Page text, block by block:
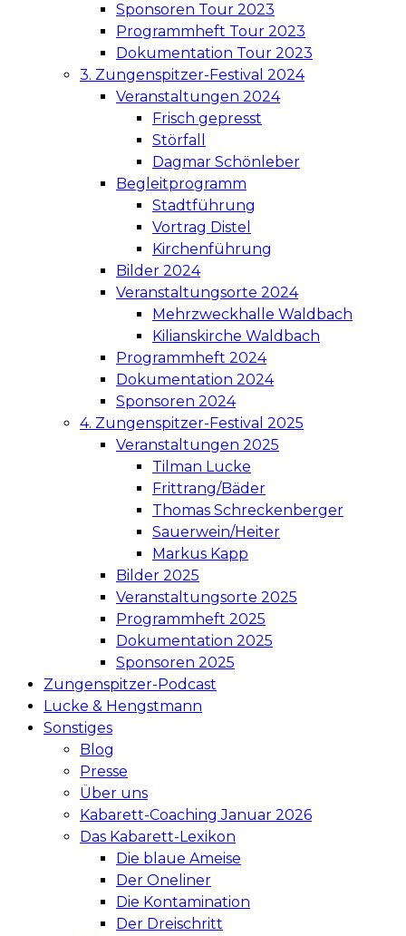
Sponsoren Tour 2023
Programmheft Tour 2023
Dokumentation Tour 2023
3. Zungenspitzer-Festival 2024
Veranstaltungen 2024
Frisch gepresst
Störfall
Dagmar Schönleber
Begleitprogramm
Stadtführung
Vortrag Distel
Kirchenführung
Bilder 2024
Veranstaltungsorte 2024
Mehrzweckhalle Waldbach
Kilianskirche Waldbach
Programmheft 2024
Dokumentation 2024
Sponsoren 2024
4. Zungenspitzer-Festival 2025
Veranstaltungen 2025
Tilman Lucke
Frittrang/Bäder
Thomas Schreckenberger
Sauerwein/Heiter
Markus Kapp
Bilder 2025
Veranstaltungsorte 2025
Programmheft 2025
Dokumentation 2025
Sponsoren 2025
Zungenspitzer-Podcast
Lucke & Hengstmann
Sonstiges
Blog
Presse
Über uns
Kabarett-Coaching Januar 2026
Das Kabarett-Lexikon
Die blaue Ameise
Der Oneliner
Die Kontamination
Der Dreischritt